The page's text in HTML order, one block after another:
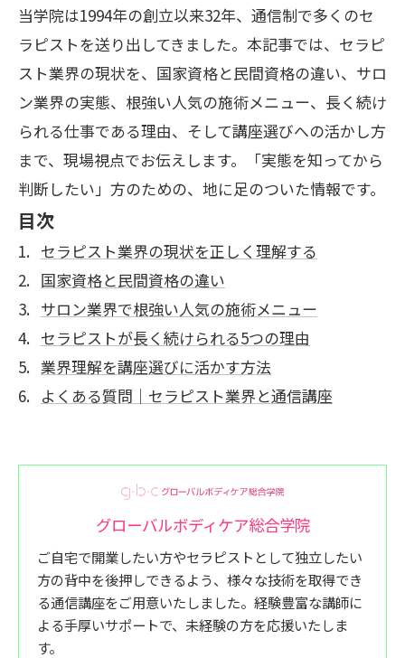
当学院は1994年の創立以来32年、通信制で多くのセ
ラピストを送り出してきました。本記事では、セラピ
スト業界の現状を、国家資格と民間資格の違い、サロ
ン業界の実態、根強い人気の施術メニュー、長く続け
られる仕事である理由、そして講座選びへの活かし方
まで、現場視点でお伝えします。「実態を知ってから
判断したい」方のための、地に足のついた情報です。
目次
セラピスト業界の現状を正しく理解する
国家資格と民間資格の違い
サロン業界で根強い人気の施術メニュー
セラピストが長く続けられる5つの理由
業界理解を講座選びに活かす方法
よくある質問｜セラピスト業界と通信講座
グローバルボディケア総合学院
ご自宅で開業したい方やセラピストとして独立したい
方の背中を後押しできるよう、様々な技術を取得でき
る通信講座をご用意いたしました。経験豊富な講師に
よる手厚いサポートで、未経験の方を応援いたしま
す。